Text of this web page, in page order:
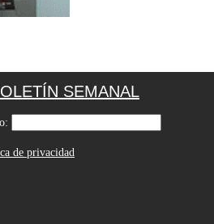
SEMANAL
de privacidad